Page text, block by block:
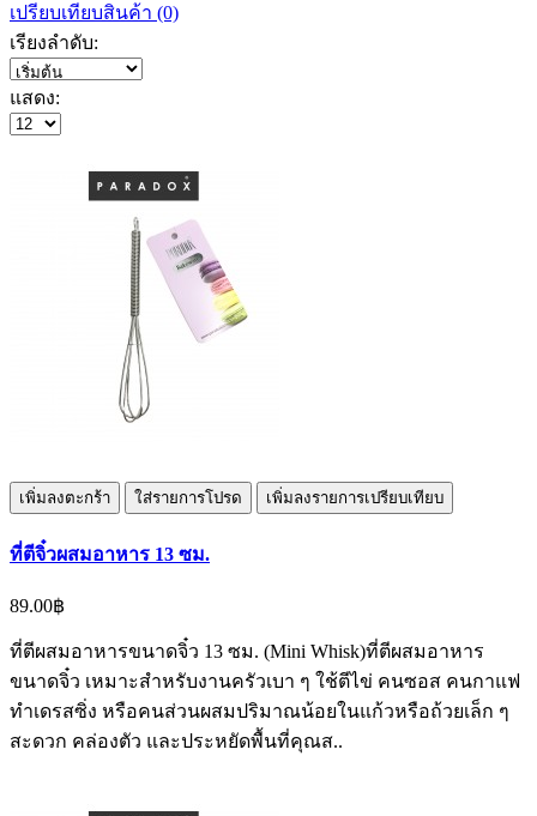
เปรียบเทียบสินค้า (0)
เรียงลำดับ:
แสดง:
เพิ่มลงตะกร้า ใส่รายการโปรด เพิ่มลงรายการเปรียบเทียบ
ที่ตีจิ๋วผสมอาหาร 13 ซม.
89.00฿
ที่ตีผสมอาหารขนาดจิ๋ว 13 ซม. (Mini Whisk)ที่ตีผสมอาหาร
ขนาดจิ๋ว เหมาะสำหรับงานครัวเบา ๆ ใช้ตีไข่ คนซอส คนกาแฟ
ทำเดรสซิ่ง หรือคนส่วนผสมปริมาณน้อยในแก้วหรือถ้วยเล็ก ๆ
สะดวก คล่องตัว และประหยัดพื้นที่คุณส..